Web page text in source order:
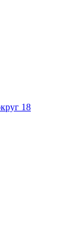
18